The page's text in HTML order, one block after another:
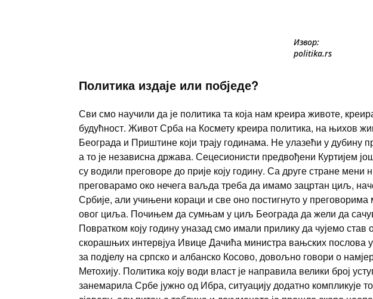
Извор:
politika.rs
Политика издаје или побједе?
Сви смо научили да је политика та која нам креира животе,
будућност. Живот Срба на Космету креира политика, на њихов
Београда и Приштине који трају годинама. Не улазећи у дубину
а то је независна држава. Сецесионисти предвођени Куртијем
су водили преговоре до прије коју годину. Са друге стране мени
преговарамо око нечега ваљда треба да имамо зацртан циљ,
Србије, али учињени кораци и све оно постигнуто у
овог циља. Почињем да сумњам у циљ Београда да жели да
Повратком коју годину уназад смо имали прилику да чујемо став
скорашњих интервјуа Ивице Дачића министра вањских послова
за подјелу на српско и албанско Косово, довољно говори о
Метохију. Политика коју води власт је направила велики број
занемарила Србе јужно од Ибра, ситуацију додатно компликује